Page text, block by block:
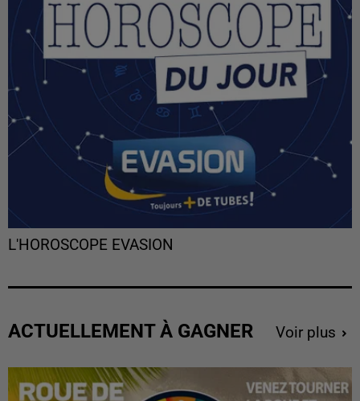
L'HOROSCOPE EVASION
ACTUELLEMENT À GAGNER Voir plus